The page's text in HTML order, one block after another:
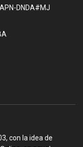
DNDA#MJ
con la idea de